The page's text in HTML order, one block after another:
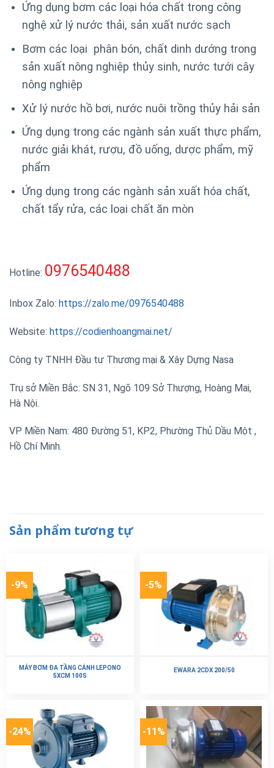
Ứng dụng bơm các loại hóa chất trong công
nghệ xử lý nước thải, sản xuất nước sạch
Bơm các loại phân bón, chất dinh dướng trong
sản xuất nông nghiệp thủy sinh, nước tưới cây
nông nghiệp
Xử lý nước hồ bơi, nước nuôi trồng thủy hải sản
Ứng dụng trong các ngành sản xuất thực phẩm,
nước giải khát, rượu, đồ uống, dược phẩm, mỹ
phẩm
Ứng dụng trong các ngành sản xuất hóa chất,
chất tẩy rửa, các loại chất ăn mòn
Hotline: 0976540488
Inbox Zalo: https://zalo.me/0976540488
Website: https://codienhoangmai.net/
Công ty TNHH Đầu tư Thương mại & Xây Dựng Nasa
Trụ sở Miền Bắc: SN 31, Ngõ 109 Sở Thượng, Hoàng Mai,
Hà Nội.
VP Miền Nam: 480 Đường 51, KP2, Phường Thủ Dầu Một ,
Hồ Chí Minh.
Sản phẩm tương tự
-9%
MÁY BƠM ĐA TẦNG CÁNH LEPONO
5XCM 100S
-5%
EWARA 2CDX 200/50
-24% -11%